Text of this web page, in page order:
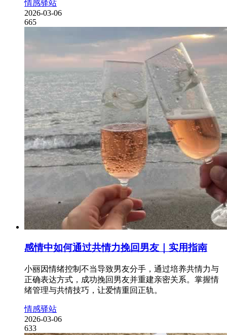
情感驿站
2026-03-06
665
感情中如何通过共情力挽回男友｜实用指南
小丽因情绪控制不当导致男友分手，通过培养共情力与
正确表达方式，成功挽回男友并重建亲密关系。掌握情
绪管理与共情技巧，让爱情重回正轨。
情感驿站
2026-03-06
633